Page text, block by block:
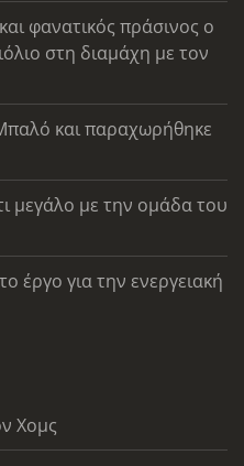
φανατικός πράσινος ο
στη διαμάχη με τον
και παραχωρήθηκε
μεγάλο με την ομάδα του
έργο για την ενεργειακή
Χομς